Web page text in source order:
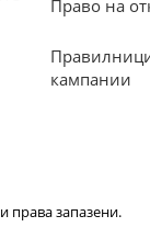
Право на
кампании
права запазени.